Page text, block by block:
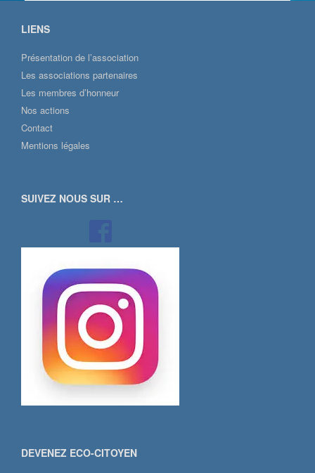
LIENS
Présentation de l’association
Les associations partenaires
Les membres d’honneur
Nos actions
Contact
Mentions légales
SUIVEZ NOUS SUR …
DEVENEZ ECO-CITOYEN